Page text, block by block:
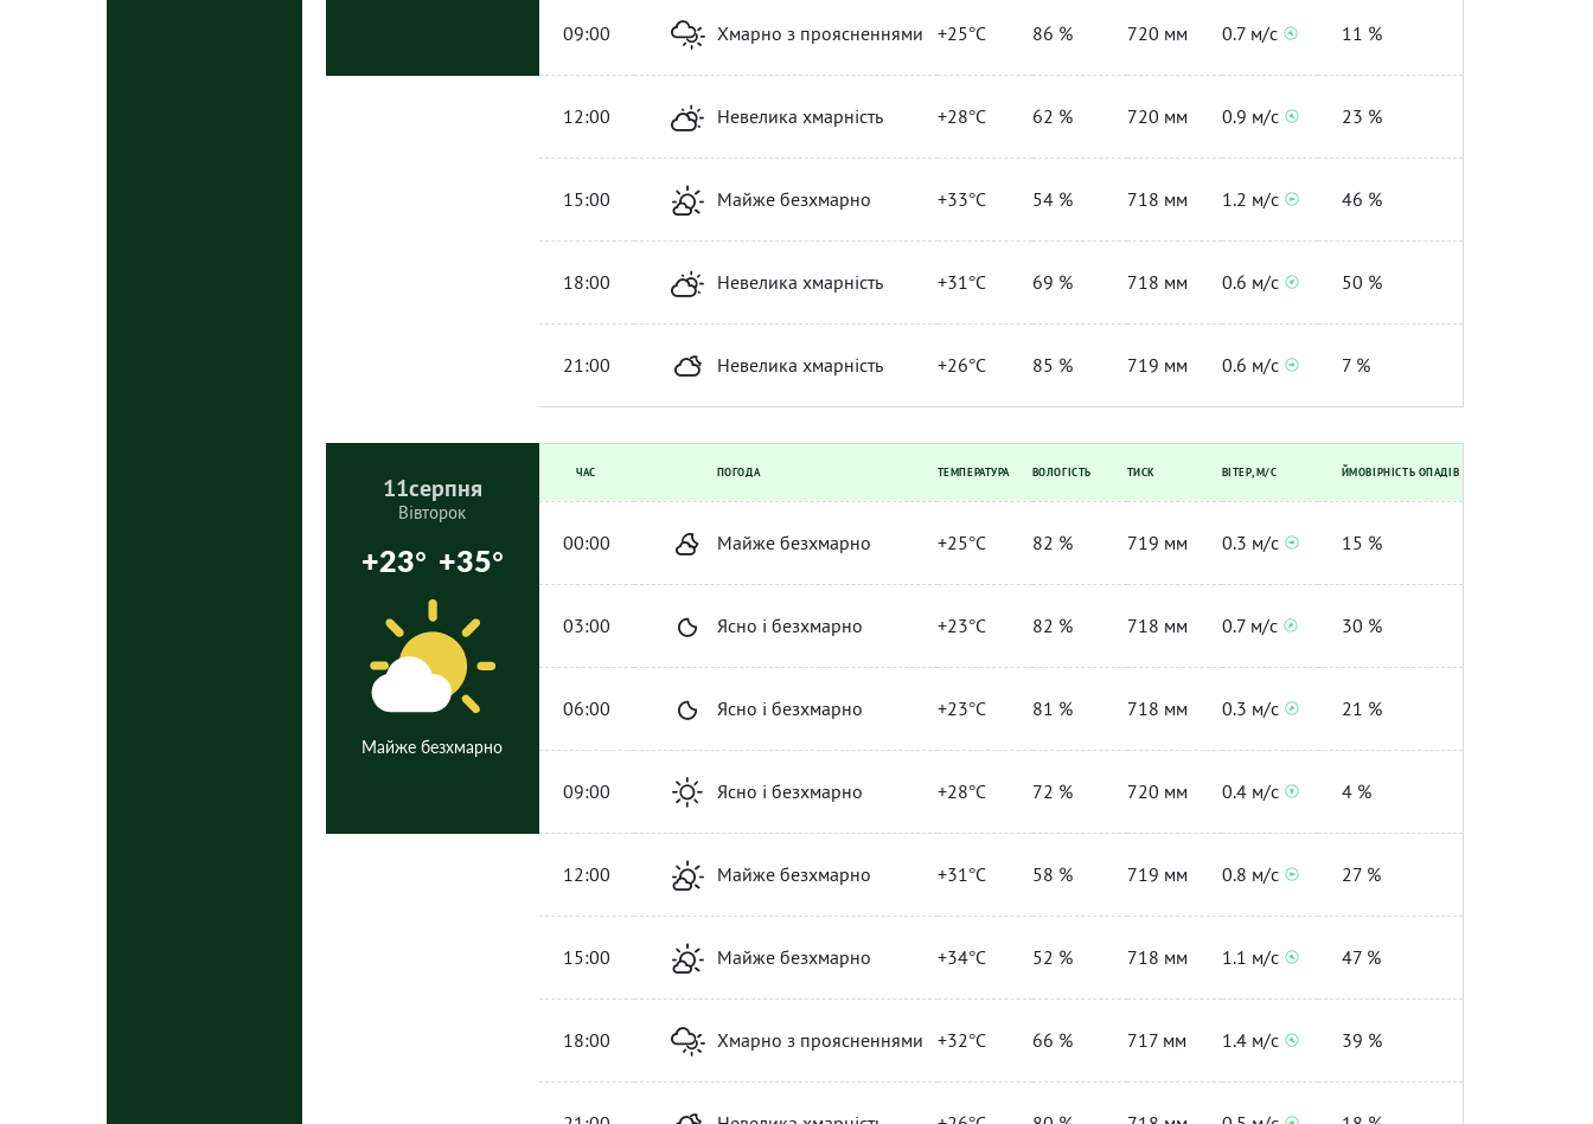
09:00 Хмарно з проясненнями +25°C 86 % 720 мм 0.7 м/с 11 %
12:00 Невелика хмарність +28°C 62 % 720 мм 0.9 м/с 23 %
15:00 Майже безхмарно +33°C 54 % 718 мм 1.2 м/с 46 %
18:00 Невелика хмарність +31°C 69 % 718 мм 0.6 м/с 50 %
21:00 Невелика хмарність +26°C 85 % 719 мм 0.6 м/с 7 %
11серпня
Вівторок
+23° +35°
Майже безхмарно
ЧАС ПОГОДА ТЕМПЕРАТУРА ВОЛОГІСТЬ ТИСК ВІТЕР, М/С ЙМОВІРНІСТЬ ОПАДІВ
00:00 Майже безхмарно +25°C 82 % 719 мм 0.3 м/с 15 %
03:00 Ясно і безхмарно +23°C 82 % 718 мм 0.7 м/с 30 %
06:00 Ясно і безхмарно +23°C 81 % 718 мм 0.3 м/с 21 %
09:00 Ясно і безхмарно +28°C 72 % 720 мм 0.4 м/с 4 %
12:00 Майже безхмарно +31°C 58 % 719 мм 0.8 м/с 27 %
15:00 Майже безхмарно +34°C 52 % 718 мм 1.1 м/с 47 %
18:00 Хмарно з проясненнями +32°C 66 % 717 мм 1.4 м/с 39 %